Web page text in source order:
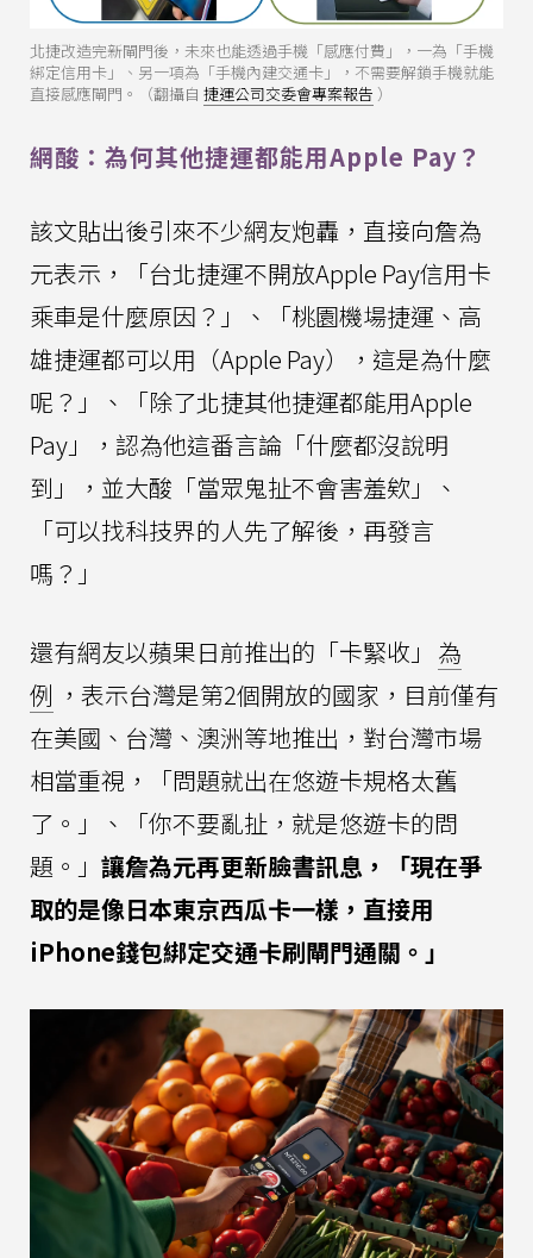
北捷改造完新閘門後，未來也能透過手機「感應付費」，一為「手機
綁定信用卡」、另一項為「手機內建交通卡」，不需要解鎖手機就能
直接感應閘門。（翻攝自 捷運公司交委會專案報告 ）
網酸：為何其他捷運都能用Apple Pay？
該文貼出後引來不少網友炮轟，直接向詹為
元表示，「台北捷運不開放Apple Pay信用卡
乘車是什麼原因？」、「桃園機場捷運、高
雄捷運都可以用（Apple Pay），這是為什麼
呢？」、「除了北捷其他捷運都能用Apple
Pay」，認為他這番言論「什麼都沒說明
到」，並大酸「當眾鬼扯不會害羞欸」、
「可以找科技界的人先了解後，再發言
嗎？」
還有網友以蘋果日前推出的「卡緊收」 為
例 ，表示台灣是第2個開放的國家，目前僅有
在美國、台灣、澳洲等地推出，對台灣市場
相當重視，「問題就出在悠遊卡規格太舊
了。」、「你不要亂扯，就是悠遊卡的問
題。」 讓詹為元再更新臉書訊息，「現在爭
取的是像日本東京西瓜卡一樣，直接用
iPhone錢包綁定交通卡刷閘門通關。」